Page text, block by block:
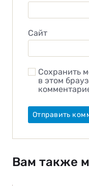
Сайт
Сохранить
в этом
Вам также